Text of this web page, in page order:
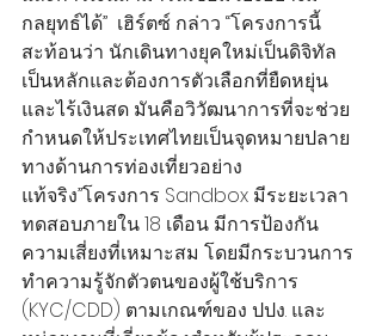
กลยุทธ์ได้”  เฮิร์ตซ์ กล่าว “โครงการนี้
สะท้อนว่า นักเดินทางยุคใหม่เป็นดิจิทัล
เป็นหลักและต้องการตัวเลือกที่ยืดหยุ่น
และไร้เงินสด มันคือวิวัฒนาการที่จะช่วย
กำหนดให้ประเทศไทยเป็นจุดหมายปลาย
ทางด้านการท่องเที่ยวอย่าง
แท้จริง”โครงการ Sandbox มีระยะเวลา
ทดสอบภายใน 18 เดือน มีการป้องกัน
ความเสี่ยงที่เหมาะสม โดยมีกระบวนการ
ทําความรู้จักตัวตนของผู้ใช้บริการ
(KYC/CDD) ตามเกณฑ์ของ ปปง. และ